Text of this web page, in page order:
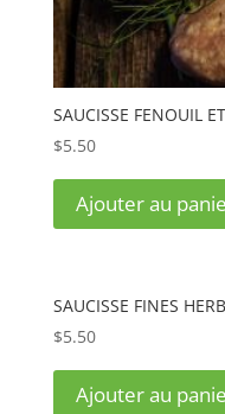
SAUCISSE FENOUIL
$5.50
Ajouter au
SAUCISSE FINES
$5.50
Ajouter au